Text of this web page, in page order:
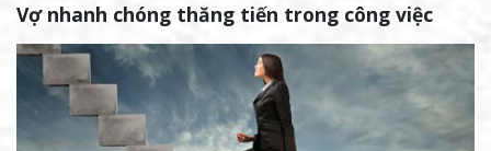
Vợ nhanh chóng thăng tiến trong công việc